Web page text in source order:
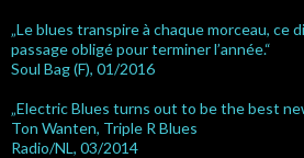
„Le blues transpire à chaque morceau, ce
passage obligé pour terminer l’année.“
Soul Bag (F), 01/2016
„Electric Blues turns out to be the best
Ton Wanten, Triple R Blues
Radio/NL, 03/2014